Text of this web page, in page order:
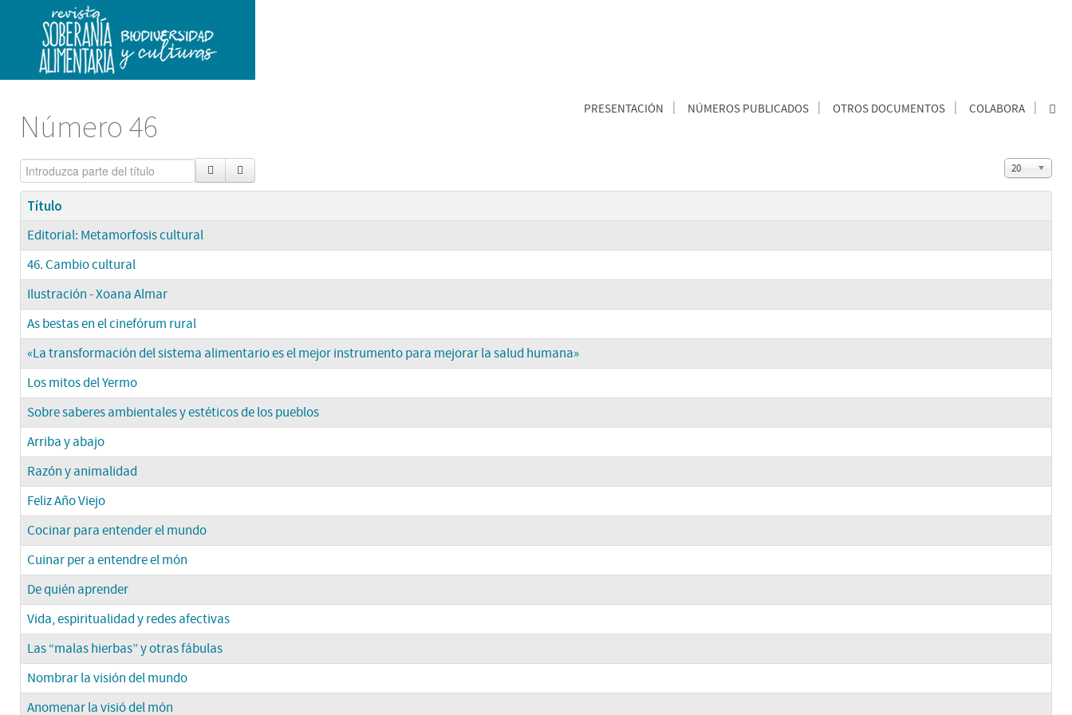
PRESENTACIÓN NÚMEROS PUBLICADOS OTROS DOCUMENTOS COLABORA
Número 46
20
Título
Editorial: Metamorfosis cultural
46. Cambio cultural
Ilustración - Xoana Almar
As bestas en el cinefórum rural
«La transformación del sistema alimentario es el mejor instrumento para mejorar la salud humana»
Los mitos del Yermo
Sobre saberes ambientales y estéticos de los pueblos
Arriba y abajo
Razón y animalidad
Feliz Año Viejo
Cocinar para entender el mundo
Cuinar per a entendre el món
De quién aprender
Vida, espiritualidad y redes afectivas
Las “malas hierbas” y otras fábulas
Nombrar la visión del mundo
Anomenar la visió del món